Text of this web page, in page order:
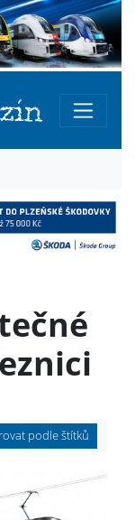
podle štítků